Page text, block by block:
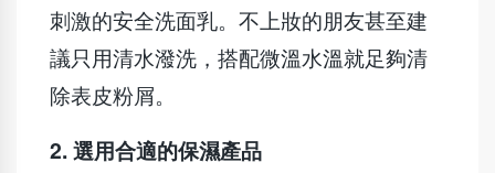
刺激的安全洗面乳。不上妝的朋友甚至建
議只用清水潑洗，搭配微溫水溫就足夠清
除表皮粉屑。
2.選用合適的保濕產品